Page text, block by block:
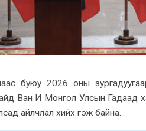
буюу 2026 оны
Ван И Монгол Улсын Гадаад
айлчлал xийx гэж байна.